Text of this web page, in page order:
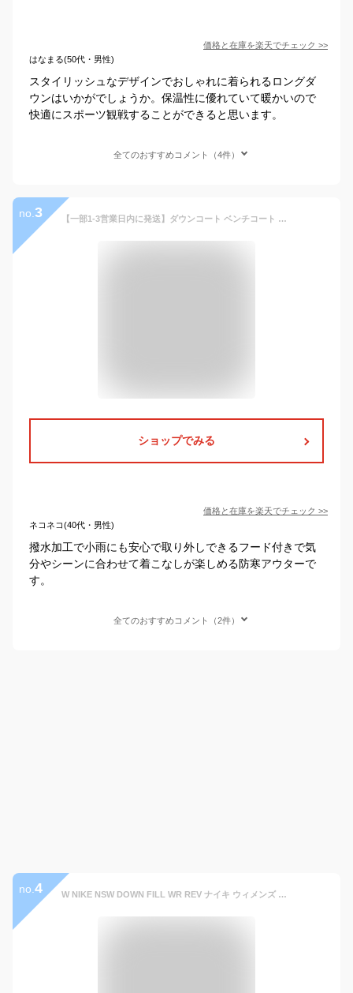
価格と在庫を楽天でチェック >>
はなまる(50代・男性)
スタイリッシュなデザインでおしゃれに着られるロングダ
ウンはいかがでしょうか。保温性に優れていて暖かいので
快適にスポーツ観戦することができると思います。
全てのおすすめコメント（4件）
no. 3 【一部1-3営業日内に発送】ダウンコート ベンチコート ロングコート メンズ 撥水 ダウンジャケット シンプル フード着脱可能 防寒 アウター 秋冬 厚手 無地 キルティング メンズファッション スポーツ観戦 ビジネス 防寒着 羽毛 暖かい サッカー ビジネスコート
ショップでみる
価格と在庫を楽天でチェック >>
ネコネコ(40代・男性)
撥水加工で小雨にも安心で取り外しできるフード付きで気
分やシーンに合わせて着こなしが楽しめる防寒アウターで
す。
全てのおすすめコメント（2件）
no. 4 W NIKE NSW DOWN FILL WR REV ナイキ ウィメンズ スポーツウェア ロングダウン フィル ウィンドランナー リバーシブル